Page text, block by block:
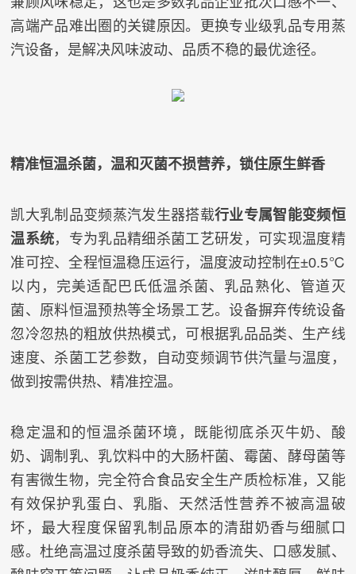
高端产品难出圈的关键原因。更换专业级乳品专用蒸
汽设备，是解决风味波动、品质不稳的最优途径。
精准恒温杀菌，温和灭菌不损营养，锁住原生鲜香
凯大乳制品变频蒸汽发生器搭载行业专属智能变频恒
温系统，专为乳品精细杀菌工艺研发，可实现温度精
准可控、全程恒温稳压运行，温度波动控制在±0.5℃
以内，完美适配巴氏低温杀菌、乳品熟化、管道灭
菌、原料恒温预热等全场景工艺。设备摒弃传统设备
忽冷忽热的粗放供热模式，可根据乳品品类、生产线
速度、杀菌工艺参数，自动变频调节供汽量与温度，
做到按需供热、精准控温。
稳定温和的恒温杀菌环境，既能彻底杀灭牛奶、酸
奶、调制乳、乳饮料中的大肠杆菌、霉菌、酵母菌等
有害微生物，完全符合食品安全生产质检标准，又能
有效保护乳蛋白、乳脂、天然活性营养不被高温破
坏，最大程度保留乳制品原本的清甜奶香与细腻口
感。杜绝高温过度杀菌导致的奶香流失、口感发腻、